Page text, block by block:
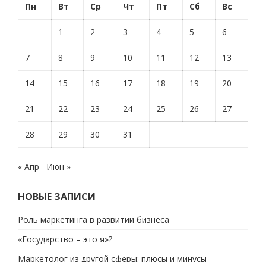
Пн Вт Ср Чт Пт Сб Вс
1 2 3 4 5 6
7 8 9 10 11 12 13
14 15 16 17 18 19 20
21 22 23 24 25 26 27
28 29 30 31
« Апр Июн »
НОВЫЕ ЗАПИСИ
Роль маркетинга в развитии бизнеса
«Государство – это я»?
Маркетолог из другой сферы: плюсы и минусы